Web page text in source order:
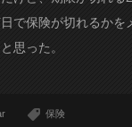
で保険が切れるかを
思った。
保険